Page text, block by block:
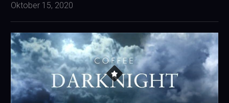
Oktober 15, 2020